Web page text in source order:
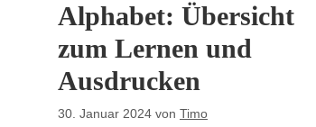
Alphabet: Übersicht
zum Lernen und
Ausdrucken
30. Januar 2024 von Timo